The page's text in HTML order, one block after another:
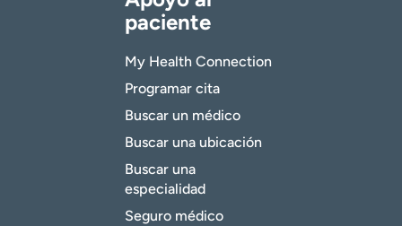
paciente
My Health Connection
Programar cita
Buscar un médico
Buscar una ubicación
Buscar una
especialidad
Seguro médico